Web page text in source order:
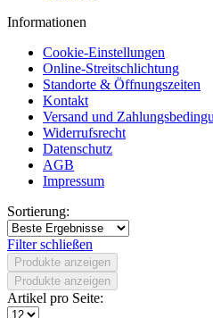
Informationen
Cookie-Einstellungen
Online-Streitschlichtung
Standorte & Öffnungszeiten
Kontakt
Versand und
Widerrufsrecht
Datenschutz
AGB
Impressum
Sortierung:
Filter schließen
Produkte anzeigen
Produkte anzeigen
Artikel pro Seite: